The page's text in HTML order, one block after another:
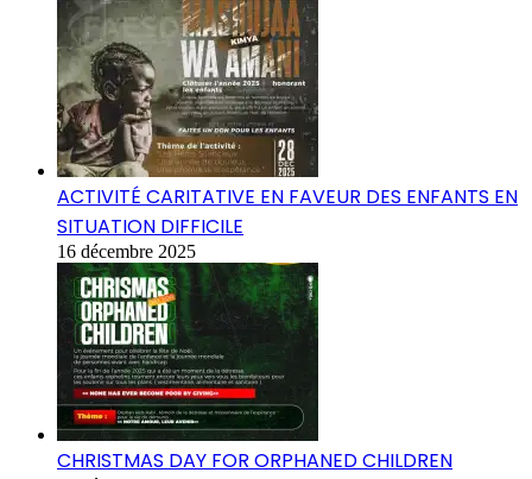
ACTIVITÉ CARITATIVE EN FAVEUR DES ENFANTS EN
SITUATION DIFFICILE
16 décembre 2025
CHRISTMAS DAY FOR ORPHANED CHILDREN